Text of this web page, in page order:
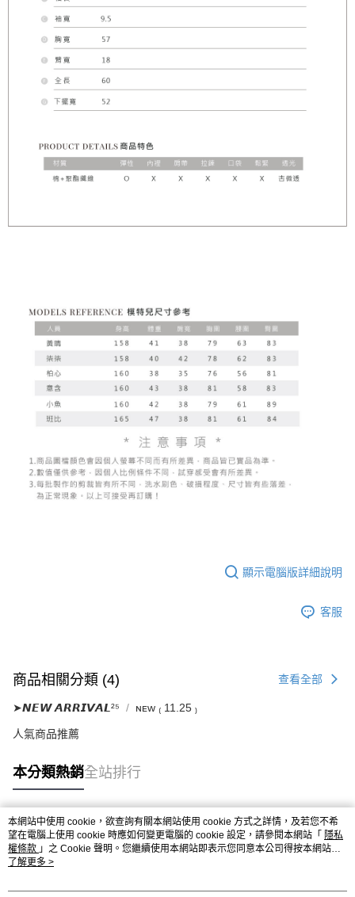
顯示電腦版詳細說明
客服
商品相關分類 (4) 查看全部
➤𝙉𝙀𝙒 𝘼𝙍𝙍𝙄𝙑𝘼𝙇²⁵ ɴᴇᴡ ₍ 11.25 ₎
人氣商品推薦
本分類熱銷全站排行
熱門標籤
本網站中使用 cookie，欲查詢有關本網站使用 cookie 方式之詳情，及若您不希
望在電腦上使用 cookie 時應如何變更電腦的 cookie 設定，請參閱本網站「 隱私
權條款 」之 Cookie 聲明。您繼續使用本網站即表示您同意本公司得按本網站使
用條款之 Cookie 聲明使用 cookie。
了解更多 >